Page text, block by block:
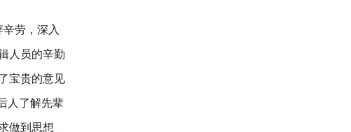
劳，深入
人员的辛勤
宝贵的意见
人了解先辈
做到思想